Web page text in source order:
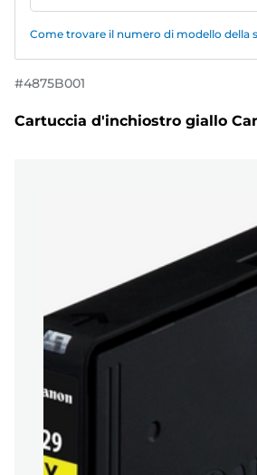
Come trovare il numero di modello della
#4875B001
Cartuccia d'inchiostro giallo